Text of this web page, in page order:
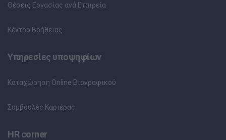
Θέσεις Εργασίας ανά Εταιρεία
Κέντρο Βοήθειας
Υπηρεσίες υποψηφίων
Καταχώρηση Online Βιογραφικού
Συμβουλές Καριέρας
HR corner